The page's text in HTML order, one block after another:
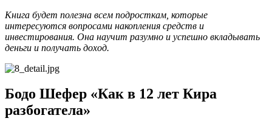
Книга будет полезна всем подросткам, которые
интересуются вопросами накопления средств и
инвестирования. Она научит разумно и успешно вкладывать
деньги и получать доход.
Бодо Шефер «Как в 12 лет Кира
разбогатела»